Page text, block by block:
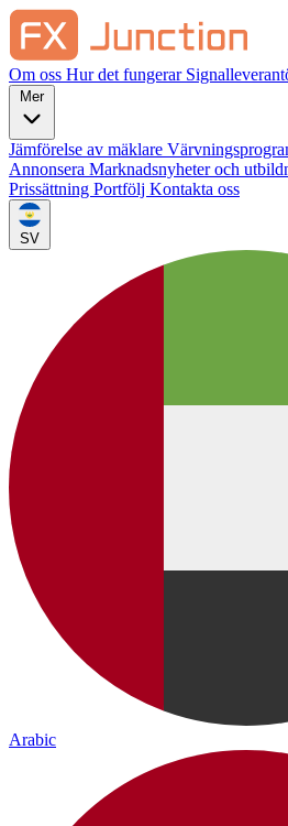
Om oss Hur det fungerar
Mer
Jämförelse av mäklare
Annonsera Marknadsnyheter och
Prissättning Portfölj Kontakta oss
SV
Arabic